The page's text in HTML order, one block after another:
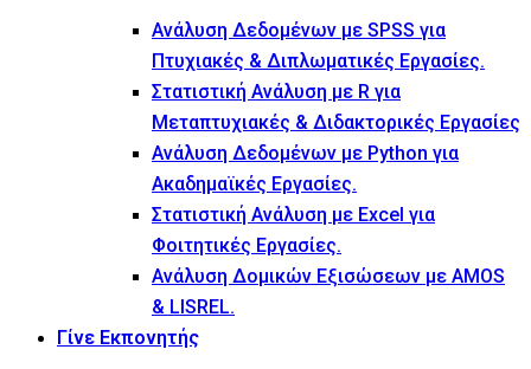
Ανάλυση Δεδομένων με SPSS για
Πτυχιακές & Διπλωματικές Εργασίες.
Στατιστική Ανάλυση με R για
Μεταπτυχιακές & Διδακτορικές Εργασίες
Ανάλυση Δεδομένων με Python για
Ακαδημαϊκές Εργασίες.
Στατιστική Ανάλυση με Excel για
Φοιτητικές Εργασίες.
Ανάλυση Δομικών Εξισώσεων με AMOS
& LISREL.
Γίνε Εκπονητής